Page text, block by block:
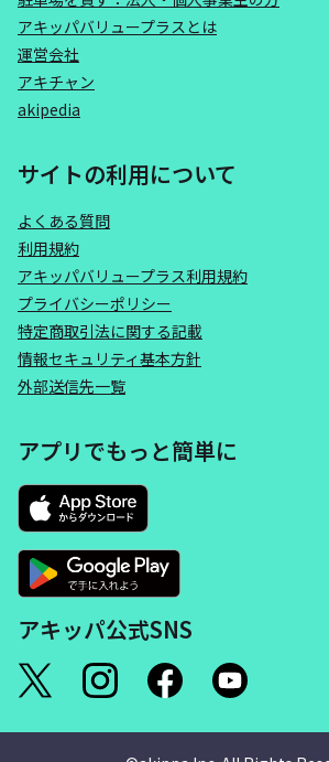
アキッパバリュープラスとは
運営会社
アキチャン
akipedia
サイトの利用について
よくある質問
利用規約
アキッパバリュープラス利用規約
プライバシーポリシー
特定商取引法に関する記載
情報セキュリティ基本方針
外部送信先一覧
アプリでもっと簡単に
アキッパ公式SNS